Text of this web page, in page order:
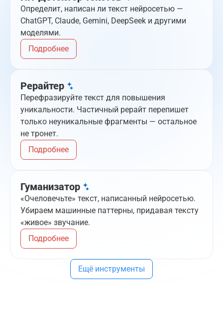
Определит, написан ли текст нейросетью —
ChatGPT, Claude, Gemini, DeepSeek и другими
моделями.
Подробнее
Рерайтер
Перефразируйте текст для повышения
уникальности. Частичный рерайт перепишет
только неуникальные фрагменты — остальное
не тронет.
Подробнее
Гуманизатор
«Очеловечьте» текст, написанный нейросетью.
Убираем машинные паттерны, придавая тексту
«живое» звучание.
Подробнее
Ещё инструменты